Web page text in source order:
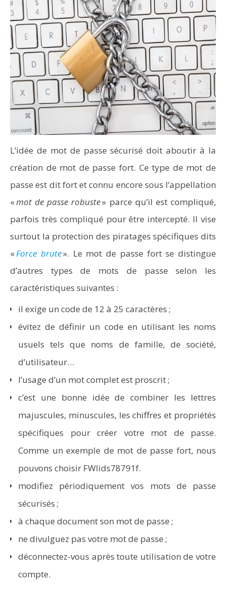
L’idée de mot de passe sécurisé doit aboutir à la
création de mot de passe fort. Ce type de mot de
passe est dit fort et connu encore sous l’appellation
«mot de passe robuste» parce qu’il est compliqué,
parfois très compliqué pour être intercepté. Il vise
surtout la protection des piratages spécifiques dits
«Force brute». Le mot de passe fort se distingue
d’autres types de mots de passe selon les
caractéristiques suivantes :
il exige un code de 12 à 25 caractères ;
évitez de définir un code en utilisant les noms
usuels tels que noms de famille, de société,
d’utilisateur…
l’usage d’un mot complet est proscrit ;
c’est une bonne idée de combiner les lettres
majuscules, minuscules, les chiffres et propriétés
spécifiques pour créer votre mot de passe.
Comme un exemple de mot de passe fort, nous
pouvons choisir FWlids78791f.
modifiez périodiquement vos mots de passe
sécurisés ;
à chaque document son mot de passe ;
ne divulguez pas votre mot de passe ;
déconnectez-vous après toute utilisation de votre
compte.